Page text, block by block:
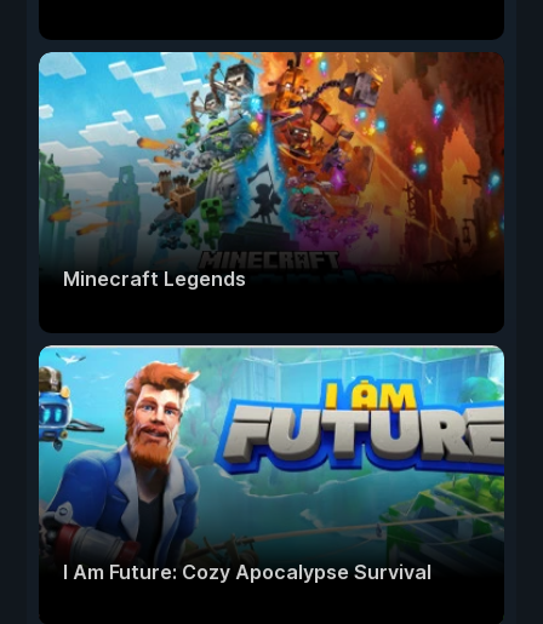
Minecraft Legends
I Am Future: Cozy Apocalypse Survival